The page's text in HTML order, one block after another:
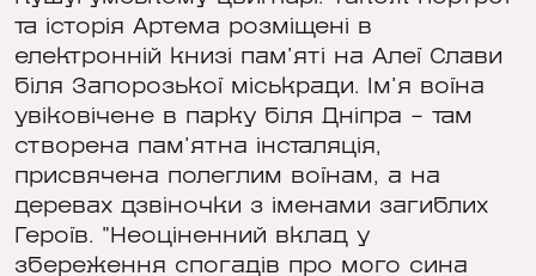
та історія Артема розміщені в
електронній книзі пам’яті на Алеї Слави
біля Запорозької міськради. Ім’я воїна
увіковічене в парку біля Дніпра – там
створена пам’ятна інсталяція,
присвячена полеглим воїнам, а на
деревах дзвіночки з іменами загиблих
Героїв. "Неоціненний вклад у
збереження спогадів про мого сина